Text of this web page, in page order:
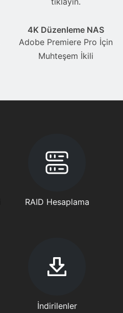
4K Düzenleme NAS
Adobe Premiere Pro İçin
Muhteşem İkili
RAID Hesaplama
İndirilenler